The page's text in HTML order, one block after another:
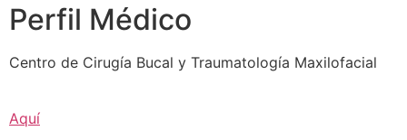
Perfil Médico
Centro de Cirugía Bucal y Traumatología Maxilofacial
Aquí